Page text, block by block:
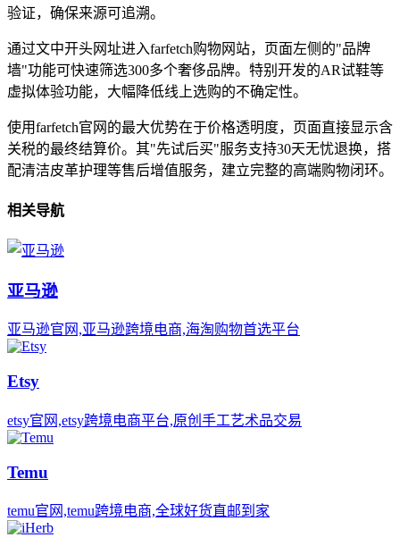
验证，确保来源可追溯。
通过文中开头网址进入farfetch购物网站，页面左侧的"品牌
墙"功能可快速筛选300多个奢侈品牌。特别开发的AR试鞋等
虚拟体验功能，大幅降低线上选购的不确定性。
使用farfetch官网的最大优势在于价格透明度，页面直接显示含
关税的最终结算价。其"先试后买"服务支持30天无忧退换，搭
配清洁皮革护理等售后增值服务，建立完整的高端购物闭环。
相关导航
亚马逊
亚马逊官网,亚马逊跨境电商,海淘购物首选平台
Etsy
etsy官网,etsy跨境电商平台,原创手工艺术品交易
Temu
temu官网,temu跨境电商,全球好货直邮到家